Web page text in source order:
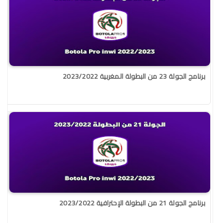
برنامج الجولة 23 من البطولة المغربية 2023/2022
برنامج الجولة 21 من البطولة الإحترافية 2023/2022